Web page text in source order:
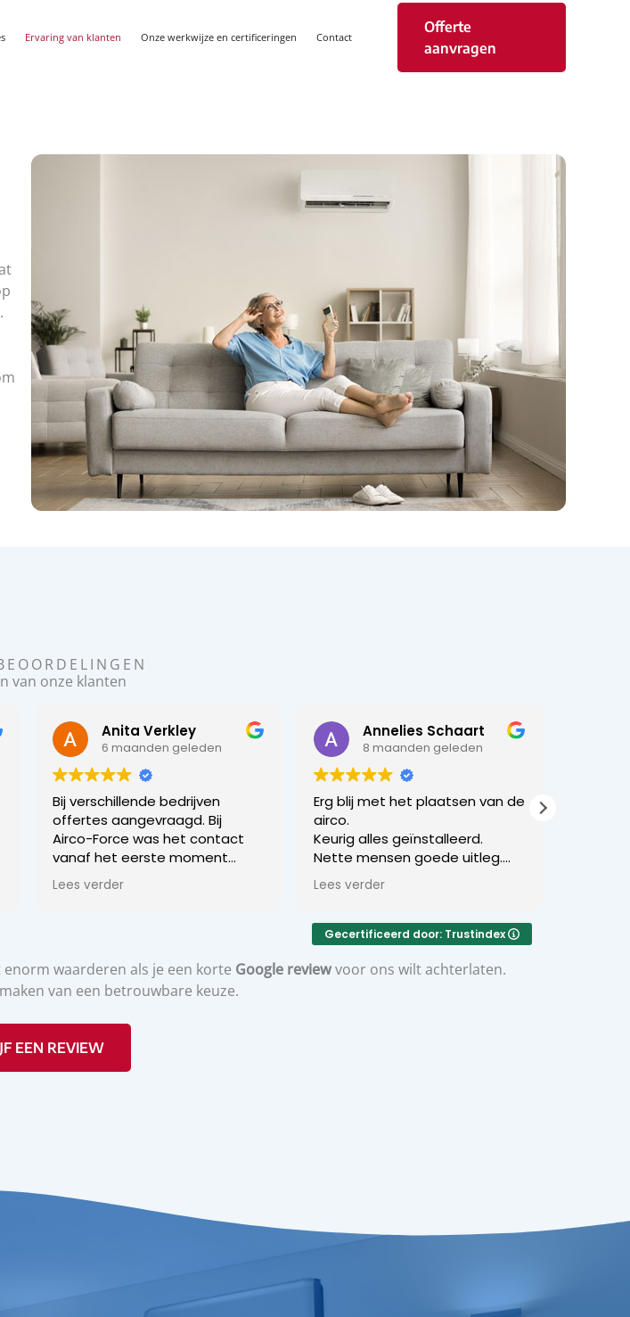
Ervaring van klanten Onze werkwijze en certificeringen Contact
Offerte
aanvragen
van onze klanten
Anita Verkley
6 maanden geleden
Bij verschillende bedrijven
offertes aangevraagd. Bij
Airco-Force was het contact
vanaf het eerste moment
goed! Het voelde gelijk
vertrouwd.
Stuk voor stuk toppers!
Lees verder
Annelies Schaart
8 maanden geleden
Erg blij met het plaatsen van de
airco.
Keurig alles geïnstalleerd.
Nette mensen goede uitleg.
Alles netjes opgeruimd !
Ik raad u dit bedrijf zeker aan !
Lees verder
Gecertificeerd door: Trustindex
waarderen als je een korte Google reviewvoor ons wilt achterlaten.
van een betrouwbare keuze.
EEN REVIEW